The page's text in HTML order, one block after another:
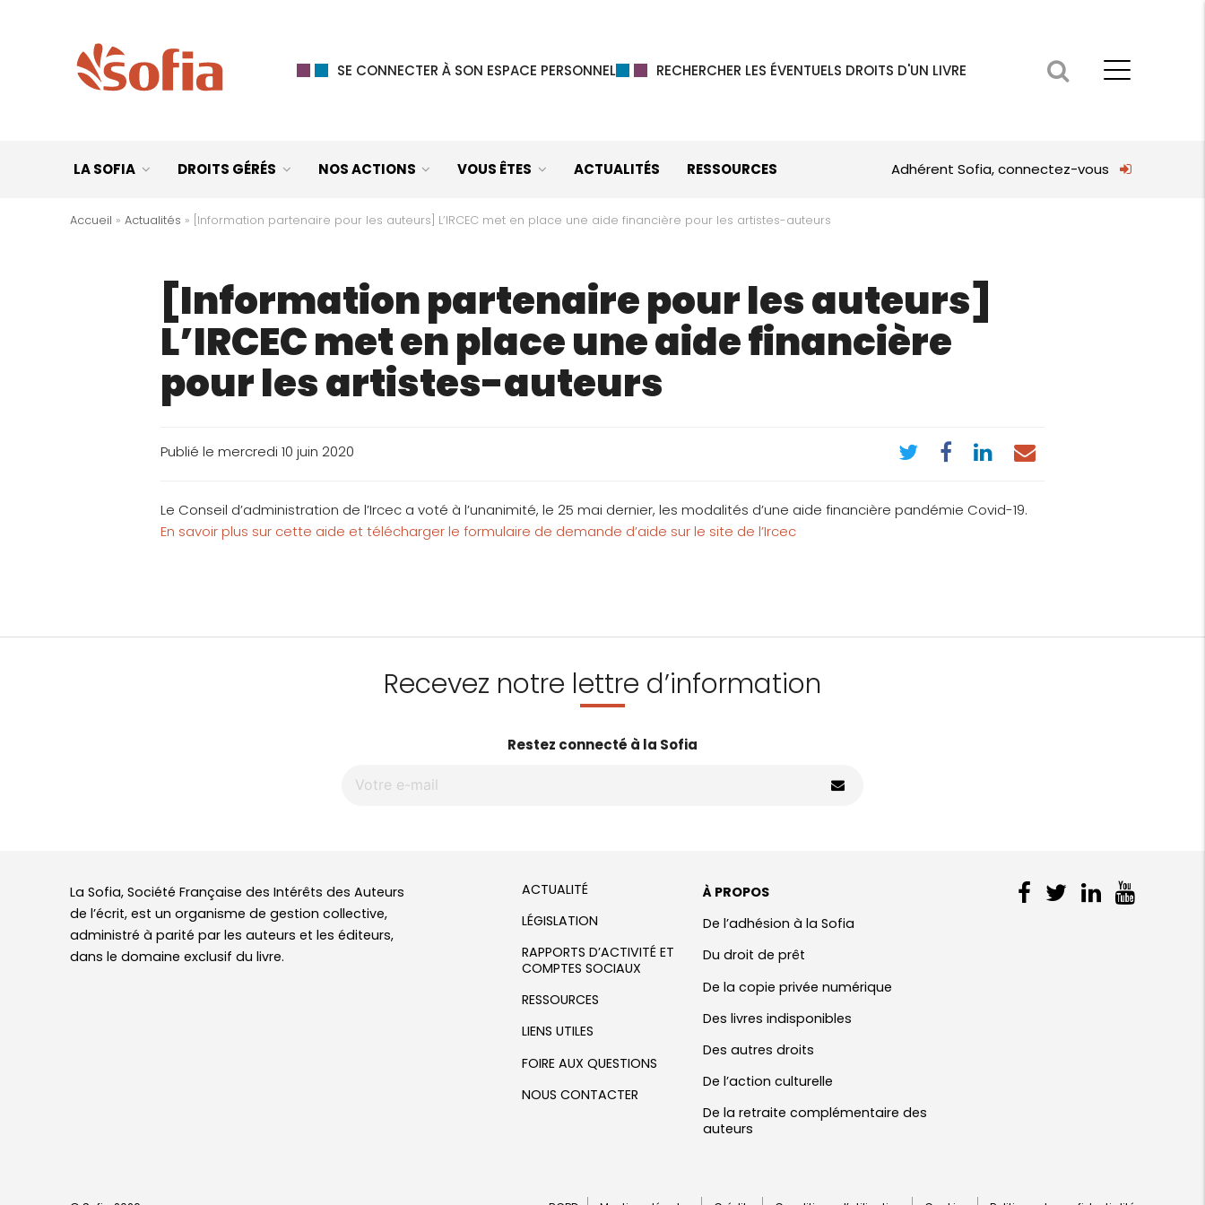
SE CONNECTER À SON ESPACE PERSONNEL RECHERCHER LES ÉVENTUELS DROITS D'UN LIVRE
LA SOFIA DROITS GÉRÉS NOS ACTIONS VOUS ÊTES ACTUALITÉS RESSOURCES Adhérent Sofia, connectez-vous
Accueil »Actualités » [Information partenaire pour les auteurs] L’IRCEC met en place une aide financière pour les artistes-auteurs
[Information partenaire pour les auteurs]
L’IRCEC met en place une aide financière
pour les artistes-auteurs
Publié le mercredi 10 juin 2020
Le Conseil d’administration de l’Ircec a voté à l’unanimité, le 25 mai dernier, les modalités d’une aide financière pandémie Covid-19.
En savoir plus sur cette aide et télécharger le formulaire de demande d’aide sur le site de l’Ircec
Recevez notre lettre d’information
Restez connecté à la Sofia
La Sofia, Société Française des Intérêts des Auteurs
de l’écrit, est un organisme de gestion collective,
administré à parité par les auteurs et les éditeurs,
dans le domaine exclusif du livre.
ACTUALITÉ
LÉGISLATION
RAPPORTS D’ACTIVITÉ ET
COMPTES SOCIAUX
RESSOURCES
LIENS UTILES
FOIRE AUX QUESTIONS
NOUS CONTACTER
À PROPOS
De l’adhésion à la Sofia
Du droit de prêt
De la copie privée numérique
Des livres indisponibles
Des autres droits
De l’action culturelle
De la retraite complémentaire des
auteurs